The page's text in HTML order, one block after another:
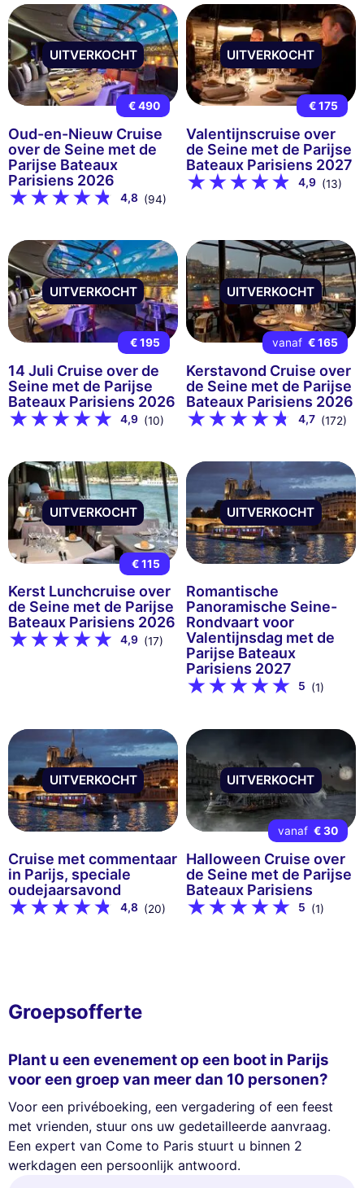
UITVERKOCHT
€ 490
Oud-en-Nieuw Cruise
over de Seine met de
Parijse Bateaux
Parisiens 2026
4,8 (94)
UITVERKOCHT
€ 175
Valentijnscruise over
de Seine met de Parijse
Bateaux Parisiens 2027
4,9 (13)
UITVERKOCHT
€ 195
14 Juli Cruise over de
Seine met de Parijse
Bateaux Parisiens 2026
4,9 (10)
UITVERKOCHT
vanaf € 165
Kerstavond Cruise over
de Seine met de Parijse
Bateaux Parisiens 2026
4,7 (172)
UITVERKOCHT
€ 115
Kerst Lunchcruise over
de Seine met de Parijse
Bateaux Parisiens 2026
4,9 (17)
UITVERKOCHT
Romantische
Panoramische Seine-
Rondvaart voor
Valentijnsdag met de
Parijse Bateaux
Parisiens 2027
5 (1)
UITVERKOCHT
Cruise met commentaar
in Parijs, speciale
oudejaarsavond
4,8 (20)
UITVERKOCHT
vanaf € 30
Halloween Cruise over
de Seine met de Parijse
Bateaux Parisiens
5 (1)
Groepsofferte
Plant u een evenement op een boot in Parijs
voor een groep van meer dan 10 personen?
Voor een privéboeking, een vergadering of een feest
met vrienden, stuur ons uw gedetailleerde aanvraag.
Een expert van Come to Paris stuurt u binnen 2
werkdagen een persoonlijk antwoord.